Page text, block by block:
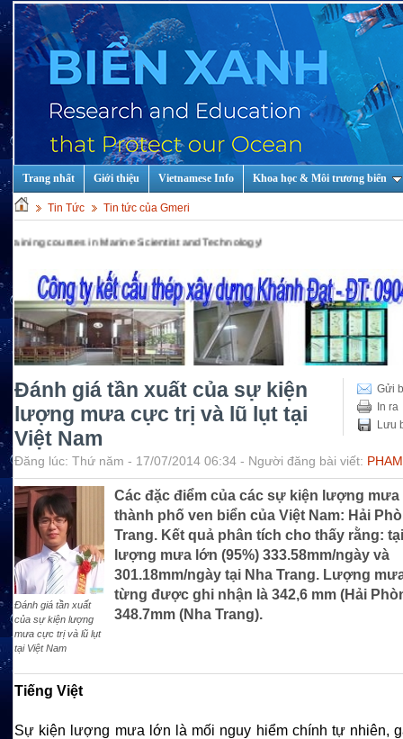
Trang nhất Giới thiệu Vietnamese Info Khoa học & Môi trương biển
Tin Tức Tin tức của Gmeri
Scientist and Technology!
Gửi
In ra
Lưu
Đánh giá tần xuất của sự kiện
lượng mưa cực trị và lũ lụt tại
Việt Nam
Đăng lúc: Thứ năm - 17/07/2014 06:34 - Người đăng bài viết:
Đánh giá tần xuất
của sự kiện lượng
mưa cực trị và lũ lụt
tại Việt Nam
Các đặc điểm của các sự kiện lượng
thành phố ven biển của Việt Nam: Hải
Trang. Kết quả phân tích cho thấy rằng:
lượng mưa lớn (95%) 333.58mm/ngày và
301.18mm/ngày tại Nha Trang. Lượng
từng được ghi nhận là 342,6 mm (Hải
348.7mm (Nha Trang).
Tiếng Việt
Sự kiện lượng mưa lớn là mối nguy hiểm chính tự nhiên,